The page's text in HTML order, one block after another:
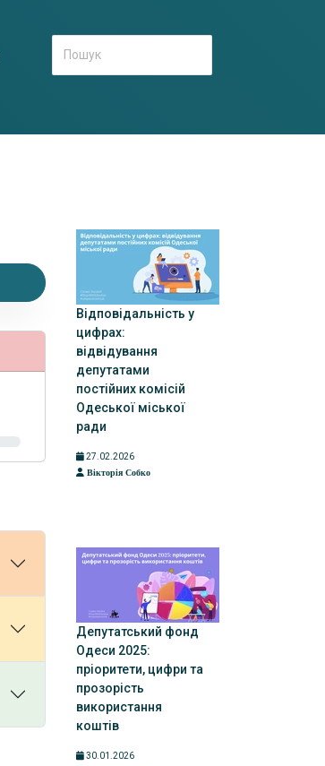
Відповідальність у
цифрах:
відвідування
депутатами
постійних комісій
Одеської міської
ради
27.02.2026
Вікторія Собко
Депутатський фонд
Одеси 2025:
пріоритети, цифри та
прозорість
використання
коштів
30.01.2026